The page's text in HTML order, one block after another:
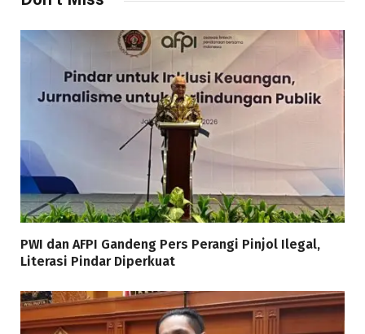
PWI dan AFPI Gandeng Pers Perangi Pinjol Ilegal,
Literasi Pindar Diperkuat